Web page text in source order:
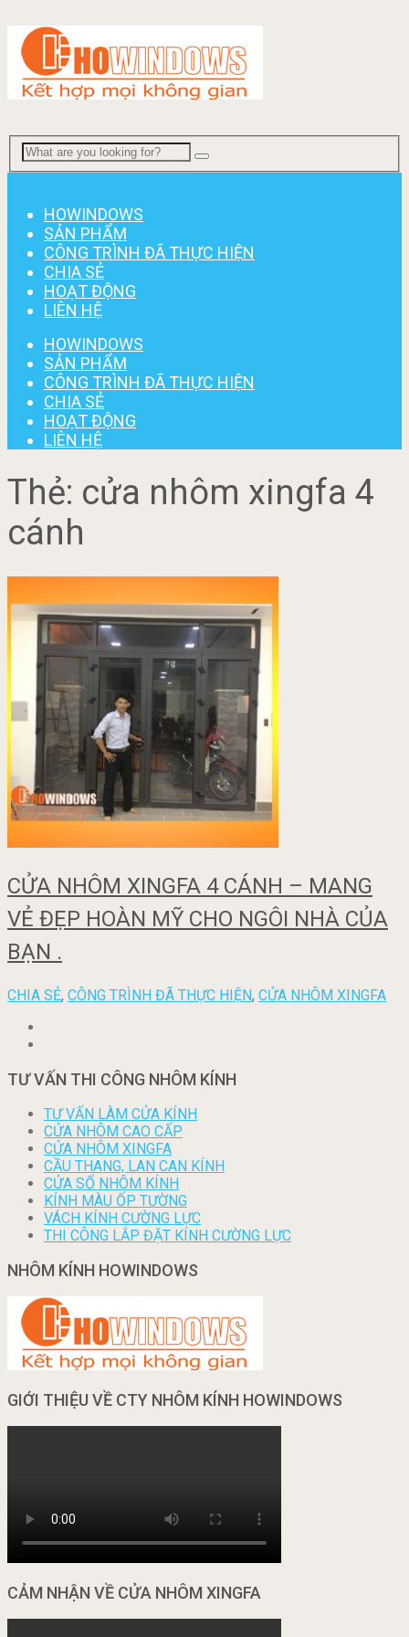
HOWINDOWS
SẢN PHẨM
CÔNG TRÌNH ĐÃ THỰC HIỆN
CHIA SẺ
HOẠT ĐỘNG
LIÊN HỆ
HOWINDOWS
SẢN PHẨM
CÔNG TRÌNH ĐÃ THỰC HIỆN
CHIA SẺ
HOẠT ĐỘNG
LIÊN HỆ
Thẻ: cửa nhôm xingfa 4
cánh
CỬA NHÔM XINGFA 4 CÁNH – MANG
VẺ ĐẸP HOÀN MỸ CHO NGÔI NHÀ CỦA
BẠN .
CHIA SẺ, CÔNG TRÌNH ĐÃ THỰC HIỆN, CỬA NHÔM XINGFA
TƯ VẤN THI CÔNG NHÔM KÍNH
TƯ VẤN LÀM CỬA KÍNH
CỬA NHÔM CAO CẤP
CỬA NHÔM XINGFA
CẦU THANG, LAN CAN KÍNH
CỬA SỔ NHÔM KÍNH
KÍNH MÀU ỐP TƯỜNG
VÁCH KÍNH CƯỜNG LỰC
THI CÔNG LẮP ĐẶT KÍNH CƯỜNG LỰC
NHÔM KÍNH HOWINDOWS
GIỚI THIỆU VỀ CTY NHÔM KÍNH HOWINDOWS
CẢM NHẬN VỀ CỬA NHÔM XINGFA